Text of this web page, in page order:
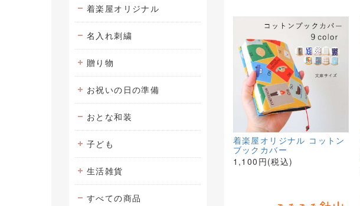
着楽屋オリジナル
名入れ刺繍
贈り物
お祝いの日の準備
おとな和装
子ども
生活雑貨
すべての商品
着楽屋オリジナル コットン
ブックカバー
1,100円(税込)